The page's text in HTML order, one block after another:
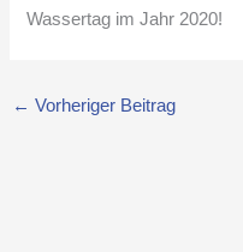
Wassertag im Jahr 2020!
← Vorheriger Beitrag